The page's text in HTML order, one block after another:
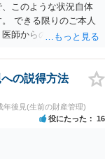
このような状況自体
できる限りのご本人
師からの聴取書等）
かと存じます。 ま
ができない状況にして
包括支援センターに
の説得方法
年後見(生前の財産管理)
役にたった 16